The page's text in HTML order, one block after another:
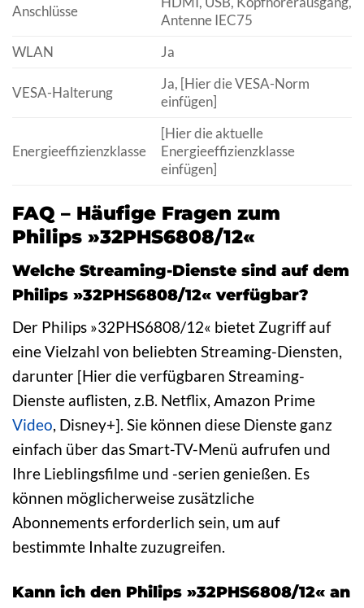
Anschlüsse
Antenne IEC75
WLAN
Ja
VESA-Halterung
Ja, [Hier die VESA-Norm
einfügen]
Energieeffizienzklasse
[Hier die aktuelle
Energieeffizienzklasse
einfügen]
FAQ – Häufige Fragen zum
Philips »32PHS6808/12«
Welche Streaming-Dienste sind auf dem
Philips »32PHS6808/12« verfügbar?
Der Philips »32PHS6808/12« bietet Zugriff auf
eine Vielzahl von beliebten Streaming-Diensten,
darunter [Hier die verfügbaren Streaming-
Dienste auflisten, z.B. Netflix, Amazon Prime
Video, Disney+]. Sie können diese Dienste ganz
einfach über das Smart-TV-Menü aufrufen und
Ihre Lieblingsfilme und -serien genießen. Es
können möglicherweise zusätzliche
Abonnements erforderlich sein, um auf
bestimmte Inhalte zuzugreifen.
Kann ich den Philips »32PHS6808/12« an